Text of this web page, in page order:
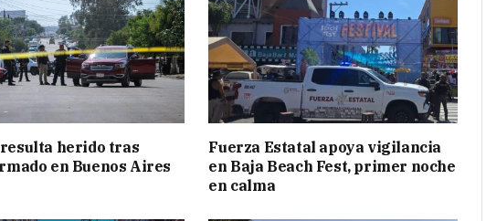
herido tras
en Buenos Aires
Fuerza Estatal apoya vigilancia
en Baja Beach Fest, primer noche
en calma